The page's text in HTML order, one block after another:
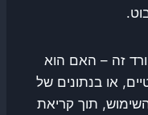
זה – האם הוא
או בנתונים של
תוך קריאת